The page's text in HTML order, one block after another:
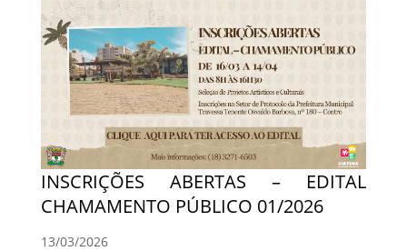
INSCRIÇÕES ABERTAS – EDITAL
CHAMAMENTO PÚBLICO 01/2026
13/03/2026